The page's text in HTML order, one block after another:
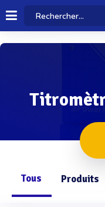
Tous Produits